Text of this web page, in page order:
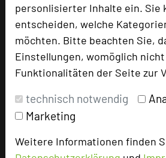
personlisierter Inhalte ein. Sie
entscheiden, welche
möchten. Bitte beachten Sie,
Einstellungen, womöglich
Funktionalitäten der Seite zur
technisch notwendig
Marketing
Weitere Informationen finden
1607 Seiten dieses Hotels wurden
vergangenen 30 Tagen auf
Impressum zum Hotel
Für die Verwendung der Bilder haben
Nutzungsrechte für dieses Portal
verantwortlich.